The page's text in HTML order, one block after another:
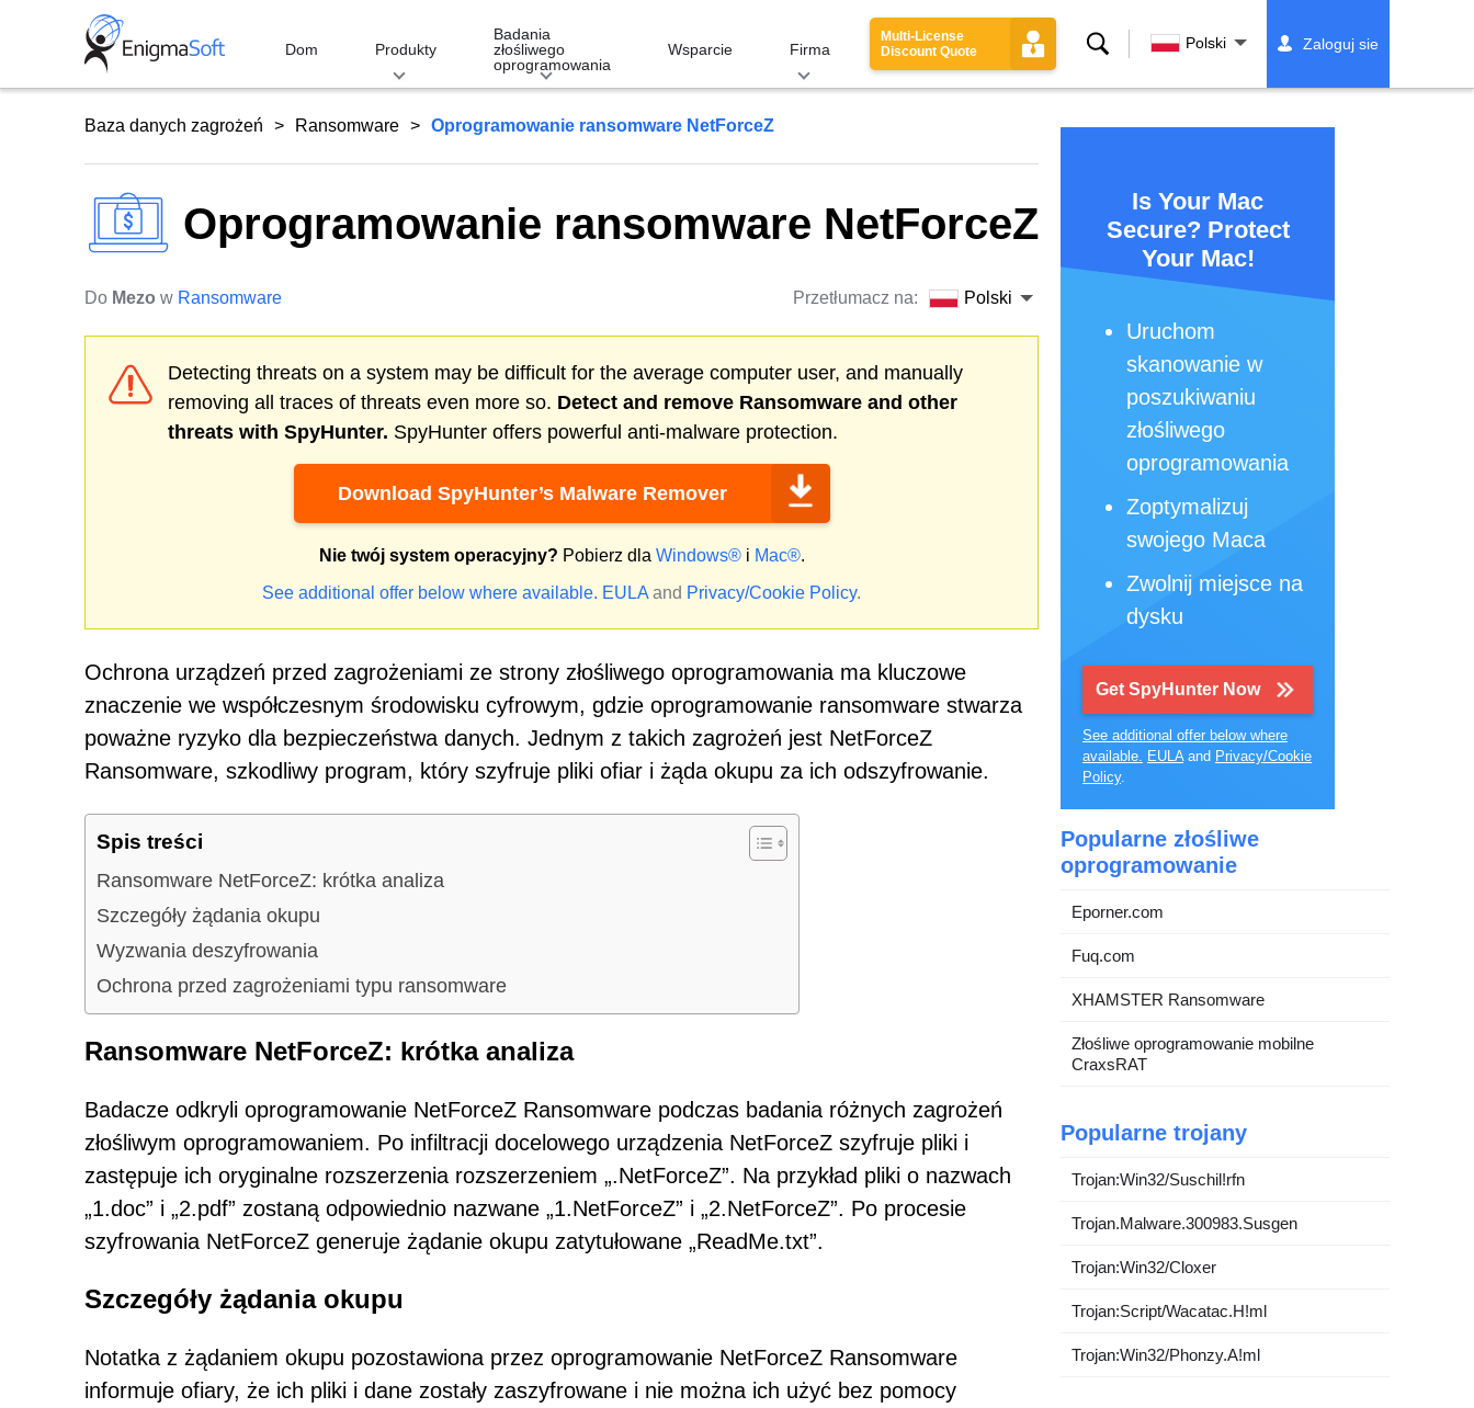
Dom Produkty
Badania
złośliwego
oprogramowania
Wsparcie Firma
Multi-License
Discount Quote
Szukaj Polski Zaloguj sie
Baza danych zagrożeń Ransomware Oprogramowanie ransomware NetForceZ
Oprogramowanie ransomware NetForceZ
Do Mezo w Ransomware Przetłumacz na: Polski
Detecting threats on a system may be difficult for the average computer user, and manually
removing all traces of threats even more so. Detect and remove Ransomware and other
threats with SpyHunter. SpyHunter offers powerful anti-malware protection.
Download SpyHunter’s Malware Remover
Nie twój system operacyjny? Pobierz dla Windows®i Mac®.
See additional offer below where available. EULA and Privacy/Cookie Policy.
Ochrona urządzeń przed zagrożeniami ze strony złośliwego oprogramowania ma kluczowe
znaczenie we współczesnym środowisku cyfrowym, gdzie oprogramowanie ransomware stwarza
poważne ryzyko dla bezpieczeństwa danych. Jednym z takich zagrożeń jest NetForceZ
Ransomware, szkodliwy program, który szyfruje pliki ofiar i żąda okupu za ich odszyfrowanie.
Spis treści
Ransomware NetForceZ: krótka analiza
Szczegóły żądania okupu
Wyzwania deszyfrowania
Ochrona przed zagrożeniami typu ransomware
Ransomware NetForceZ: krótka analiza
Badacze odkryli oprogramowanie NetForceZ Ransomware podczas badania różnych zagrożeń
złośliwym oprogramowaniem. Po infiltracji docelowego urządzenia NetForceZ szyfruje pliki i
zastępuje ich oryginalne rozszerzenia rozszerzeniem „.NetForceZ”. Na przykład pliki o nazwach
„1.doc” i „2.pdf” zostaną odpowiednio nazwane „1.NetForceZ” i „2.NetForceZ”. Po procesie
szyfrowania NetForceZ generuje żądanie okupu zatytułowane „ReadMe.txt”.
Szczegóły żądania okupu
Notatka z żądaniem okupu pozostawiona przez oprogramowanie NetForceZ Ransomware
informuje ofiary, że ich pliki i dane zostały zaszyfrowane i nie można ich użyć bez pomocy
Is Your Mac
Secure? Protect
Your Mac!
Uruchom
skanowanie w
poszukiwaniu
złośliwego
oprogramowania
Zoptymalizuj
swojego Maca
Zwolnij miejsce na
dysku
Get SpyHunter Now
See additional offer below where
available. EULAand Privacy/Cookie
Policy.
Popularne złośliwe
oprogramowanie
Eporner.com
Fuq.com
XHAMSTER Ransomware
Złośliwe oprogramowanie mobilne
CraxsRAT
Popularne trojany
Trojan:Win32/Suschil!rfn
Trojan.Malware.300983.Susgen
Trojan:Win32/Cloxer
Trojan:Script/Wacatac.H!ml
Trojan:Win32/Phonzy.A!ml